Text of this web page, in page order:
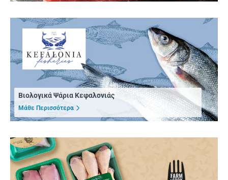
Βιολογικά Ψάρια Κεφαλονιάς
Μάθε Περισσότερα